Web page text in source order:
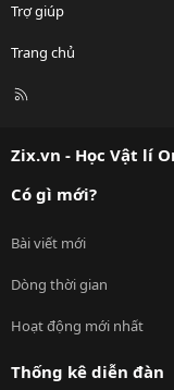
Trợ giúp
Trang chủ
R
Zix.vn - Học Vật lí
Có gì mới?
Bài viết mới
Dòng thời gian
Hoạt động mới nhất
Thống kê diễn đàn